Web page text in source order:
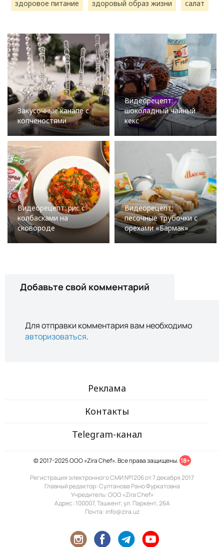
здоровое питание
здоровый образ жизни салат
Закусочные канапе с
копченостями
Видеорецепт:
шоколадный чайный
кекс
Видеорецепт: рис с
колбасками на
сковороде
Видеорецепт:
песочные трубочки с
орехами «Бармак»
Добавьте свой комментарий
Для отправки комментария вам необходимо
авторизоваться.
Реклама
Контакты
Telegram-канал
© 2017-2025 ООО «Zira Chef». Все права защищены. 18+
Регистрация электронного СМИ №1206 от 7 декабря 2017
Главный редактор: Султанова Рано Фуркатовна
Учредитель: ООО «Zira Chef»
Адрес: 100007, Ташкент, ул. Паркент, 26А
Почта: info@zira.uz